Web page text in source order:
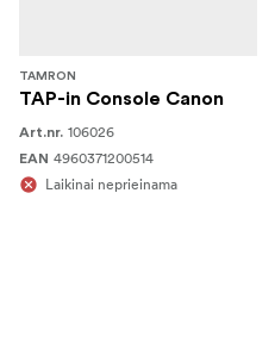
TAMRON
TAP-in Console Canon
Art.nr. 106026
EAN 4960371200514
Laikinai neprieinama